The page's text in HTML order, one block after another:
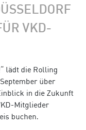
VKD-
lädt die Rolling
über
in die Zukunft
Mitglieder
buchen.